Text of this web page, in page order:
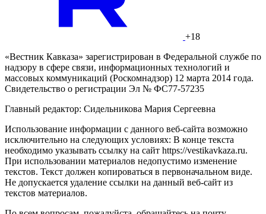
+18
«Вестник Кавказа» зарегистрирован в Федеральной службе по
надзору в сфере связи, информационных технологий и
массовых коммуникаций (Роскомнадзор) 12 марта 2014 года.
Свидетельство о регистрации Эл № ФС77-57235
Главный редактор: Сидельникова Мария Сергеевна
Использование информации с данного веб-сайта возможно
исключительно на следующих условиях: В конце текста
необходимо указывать ссылку на сайт https://vestikavkaza.ru.
При использовании материалов недопустимо изменение
текстов. Текст должен копироваться в первоначальном виде.
Не допускается удаление ссылки на данный веб-сайт из
текстов материалов.